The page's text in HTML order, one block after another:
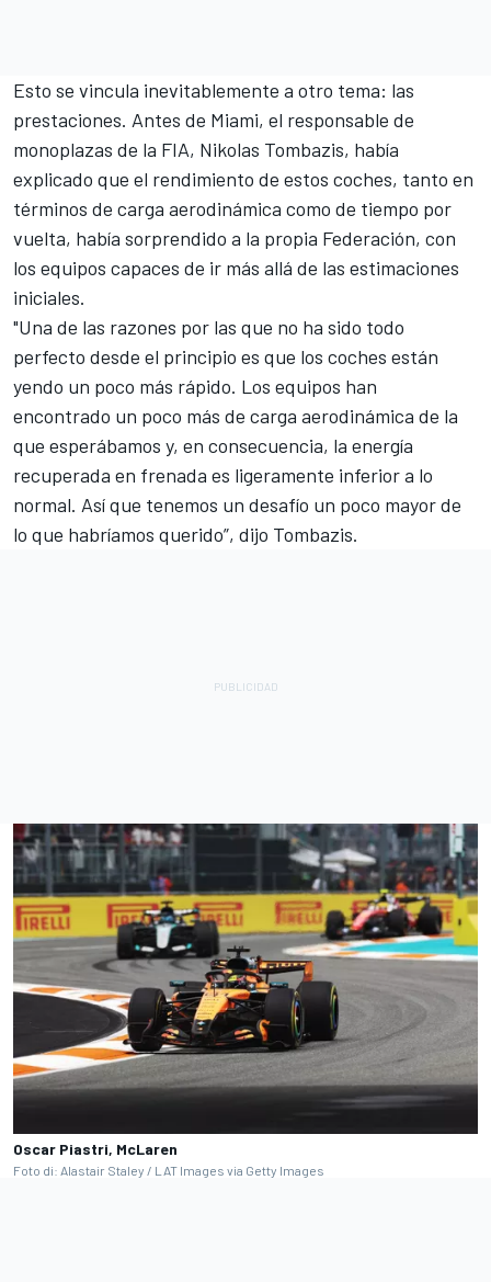
Esto se vincula inevitablemente a otro tema: las
prestaciones. Antes de Miami, el responsable de
monoplazas de la FIA, Nikolas Tombazis, había
explicado que el rendimiento de estos coches, tanto en
términos de carga aerodinámica como de tiempo por
vuelta, había sorprendido a la propia Federación, con
los equipos capaces de ir más allá de las estimaciones
iniciales.
"Una de las razones por las que no ha sido todo
perfecto desde el principio es que los coches están
yendo un poco más rápido. Los equipos han
encontrado un poco más de carga aerodinámica de la
que esperábamos y, en consecuencia, la energía
recuperada en frenada es ligeramente inferior a lo
normal. Así que tenemos un desafío un poco mayor de
lo que habríamos querido”, dijo Tombazis.
Oscar Piastri, McLaren
Foto di: Alastair Staley / LAT Images via Getty Images